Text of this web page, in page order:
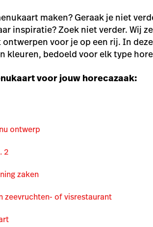
maken? Geraak je niet
inspiratie? Zoek niet verder. Wij
voor je op een rij. In
kleuren, bedoeld voor elk type
voor jouw horecazaak:
ontwerp
2
zaken
zeevruchten- of visrestaurant